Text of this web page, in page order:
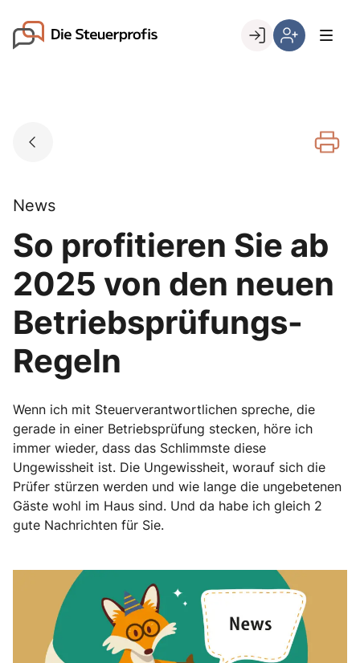
content
Go to landing page.
registrieren,
News
So profitieren Sie ab
2025 von den neuen
Betriebsprüfungs-
Regeln
Wenn ich mit Steuerverantwortlichen spreche, die
gerade in einer Betriebsprüfung stecken, höre ich
immer wieder, dass das Schlimmste diese
Ungewissheit ist. Die Ungewissheit, worauf sich die
Prüfer stürzen werden und wie lange die ungebetenen
Gäste wohl im Haus sind. Und da habe ich gleich 2
gute Nachrichten für Sie.